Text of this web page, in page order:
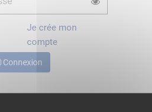
Je crée mon
compte
Connexion